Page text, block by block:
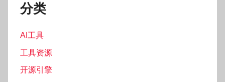
分类
AI工具
工具资源
开源引擎